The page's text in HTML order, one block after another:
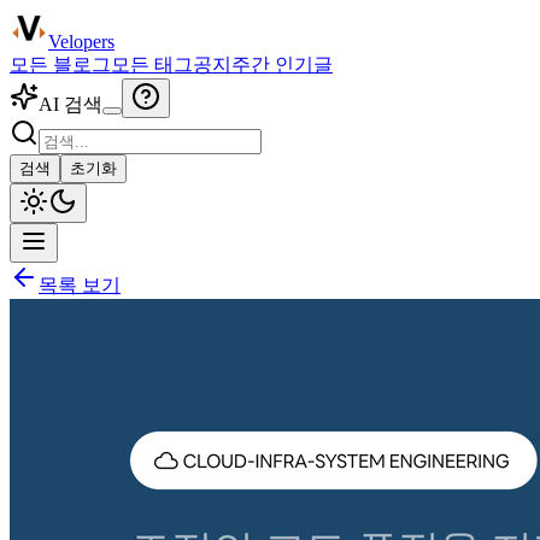
Velopers
모든 블로그 모든 태그공지 주간 인기글
AI 검색
검색 초기화
목록 보기